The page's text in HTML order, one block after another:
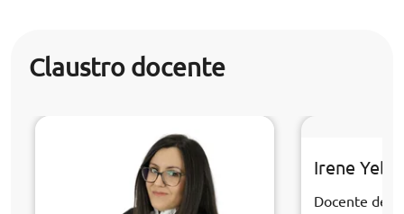
Claustro docente
Irene
Docente de